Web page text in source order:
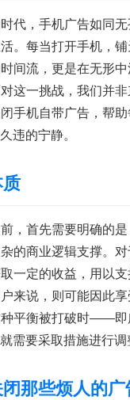
代，手机广告如同
。每当打开手机，
间流，更是在无形
这一挑战，我们并
手机自带广告，帮
违的宁静。
，首先需要明确的
的商业逻辑支撑。
一定的收益，用以
来说，则可能因此
平衡被打破时——即
要采取措施进行调
那些烦人的广